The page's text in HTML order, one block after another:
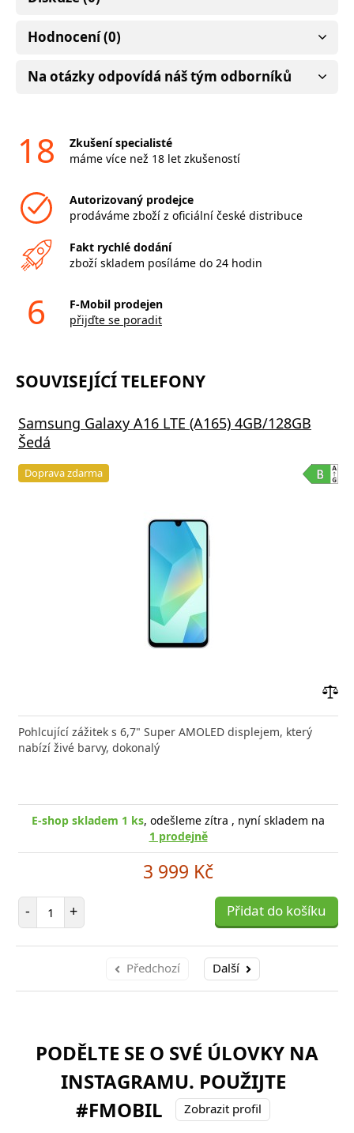
Hodnocení (0)
Na otázky odpovídá náš tým odborníků
18
Zkušení specialisté
máme více než 18 let zkušeností
Autorizovaný prodejce
prodáváme zboží z oficiální české distribuce
Fakt rychlé dodání
zboží skladem posíláme do 24 hodin
6
F-Mobil prodejen
přijďte se poradit
SOUVISEJÍCÍ TELEFONY
Samsung Galaxy A16 LTE (A165) 4GB/128GB
Šedá
Doprava zdarma
Pohlcující zážitek s 6,7" Super AMOLED displejem, který
nabízí živé barvy, dokonalý
E-shop skladem 1 ks, odešleme zítra , nyní skladem na
1 prodejně
3 999 Kč
- Počet položek
+ Přidat do košíku
Předchozí Další
PODĚLTE SE O SVÉ ÚLOVKY NA
INSTAGRAMU. POUŽIJTE
#FMOBIL
Zobrazit profil